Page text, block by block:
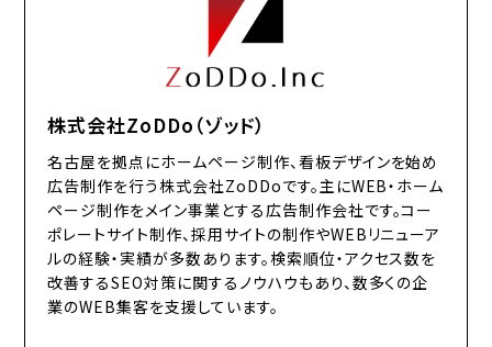
株式会社ZoDDo（ゾッド）
名古屋を拠点にホームページ制作、看板デザインを始め
広告制作を行う株式会社ZoDDoです。主にWEB・ホーム
ページ制作をメイン事業とする広告制作会社です。コー
ポレートサイト制作、採用サイトの制作やWEBリニューア
ルの経験・実績が多数あります。検索順位・アクセス数を
改善するSEO対策に関するノウハウもあり、数多くの企
業のWEB集客を支援しています。